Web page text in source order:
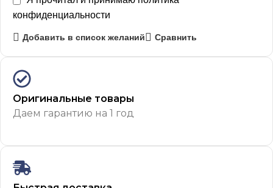
конфиденциальности
Добавить в список желаний Сравнить
Оригинальные товары
Даем гарантию на 1 год